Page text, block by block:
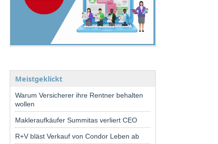
Meistgeklickt
Warum Versicherer ihre Rentner behalten
wollen
Makleraufkäufer Summitas verliert CEO
R+V bläst Verkauf von Condor Leben ab